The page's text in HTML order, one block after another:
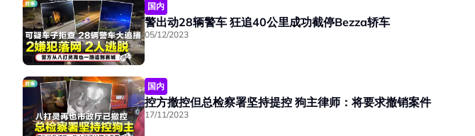
国内
警出动28辆警车 狂追40公里成功截停Bezza轿车
05/12/2023
国内
控方撤控但总检察署坚持提控 狗主律师：将要求撤销案件
17/11/2023